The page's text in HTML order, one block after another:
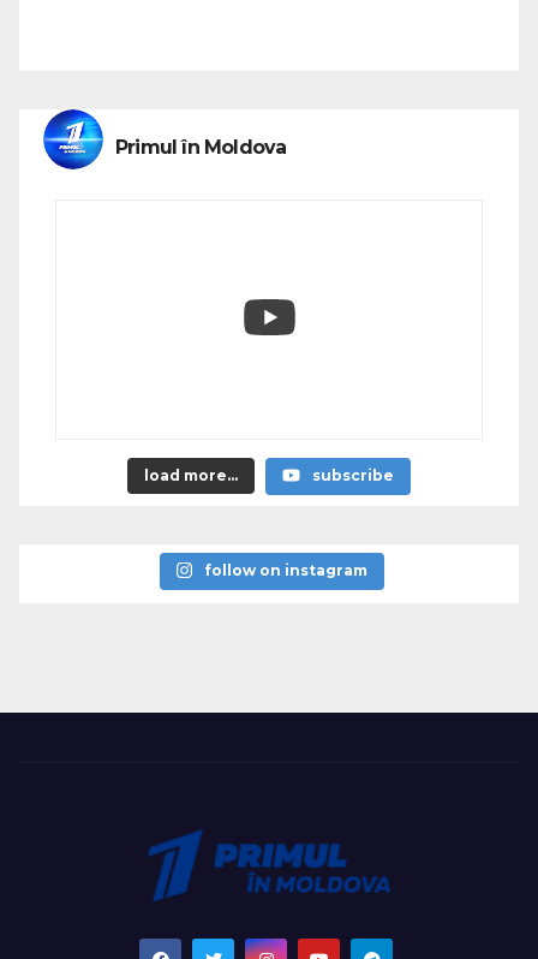
Primul în Moldova
load more... subscribe
follow on instagram